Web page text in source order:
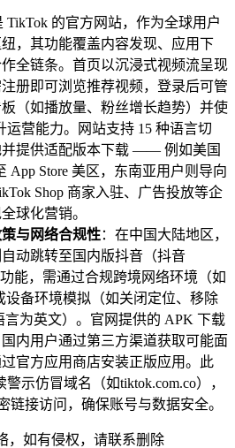
TikTok 的官方网站，作为全球用户
，其功能覆盖内容发现、应用下
全链条。首页以沉浸式视频流呈现
册即可浏览推荐视频，登录后可管
（如播放量、粉丝增长趋势）并使
运营能力。网站支持 15 种语言切
提供适配版本下载 —— 例如美国
App Store 美区，东南亚用户则导向
Shop 商家入驻、广告投放等企
球化营销。
与网络合规性：在中国大陆地区，
动跳转至国内版抖音（抖音
能，需通过合规跨境网络环境（如
设备环境模拟（如关闭定位、移除
言为英文）。官网提供的 APK 下载
内用户通过第三方渠道获取可能面
官方应用商店安装正版应用。此
示仿冒域名（如tiktok.com.co），
链接访问，确保账号与数据安全。
，如有侵权，请联系删除